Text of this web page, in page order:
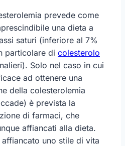
prevede come
una dieta a
saturi (inferiore al 7%
particolare di colesterolo
Solo nel caso in cui
ad ottenere una
della colesterolemia
è prevista la
di farmaci, che
affiancati alla dieta.
uno stile di vita